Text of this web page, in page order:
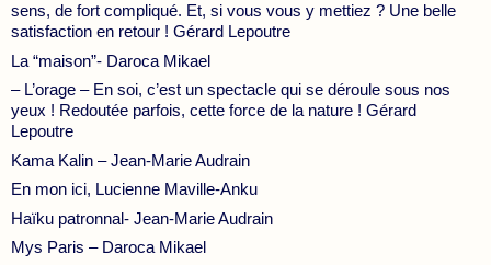
sens, de fort compliqué. Et, si vous vous y mettiez ? Une belle
satisfaction en retour ! Gérard Lepoutre
La “maison”- Daroca Mikael
– L’orage – En soi, c’est un spectacle qui se déroule sous nos
yeux ! Redoutée parfois, cette force de la nature ! Gérard
Lepoutre
Kama Kalin – Jean-Marie Audrain
En mon ici, Lucienne Maville-Anku
Haïku patronnal- Jean-Marie Audrain
Mys Paris – Daroca Mikael